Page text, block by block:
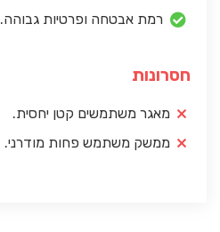
רמת אבטחה ופרטיות גבוהה.
חסרונות
מאגר משתמשים קטן יחסית.
ממשק משתמש פחות מודרני.